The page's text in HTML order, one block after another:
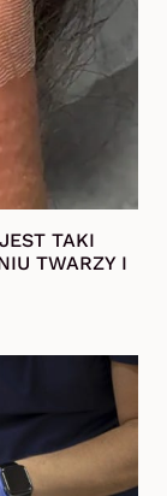
TAKI
TWARZY I